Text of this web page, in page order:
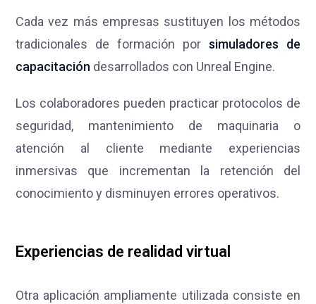
Cada vez más empresas sustituyen los métodos
tradicionales de formación por simuladores de
capacitación desarrollados con Unreal Engine.
Los colaboradores pueden practicar protocolos de
seguridad, mantenimiento de maquinaria o
atención al cliente mediante experiencias
inmersivas que incrementan la retención del
conocimiento y disminuyen errores operativos.
Experiencias de realidad virtual
Otra aplicación ampliamente utilizada consiste en